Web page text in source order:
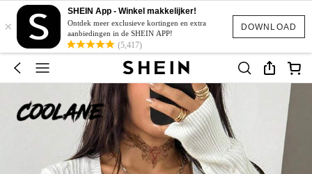
DOWNLOAD
×
SHEIN App - Winkel makkelijker!
Ontdek meer exclusieve kortingen en extra
aanbiedingen in de SHEIN APP!
(5,417)